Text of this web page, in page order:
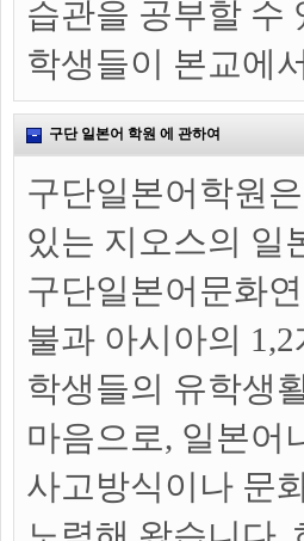
습관을 공부할 수
학생들이 본교에
구단 일본어 학원 에 관하여
구단일본어학원
있는 지오스의 일
구단일본어문화
불과 아시아의
학생들의 유학생
마음으로, 일본어
사고방식이나 문